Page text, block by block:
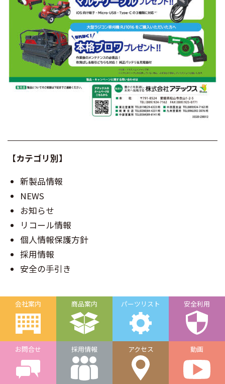
【カテゴリ別】
新製品情報
NEWS
お知らせ
リコール情報
個人情報保護方針
採用情報
安全の手引き
会社案内 商品案内 パーツリスト 安全利用
お問合せ 採用情報 アクセス 動画